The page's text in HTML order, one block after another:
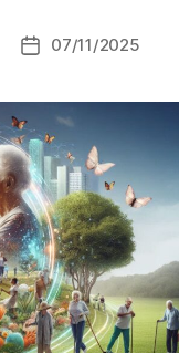
Fecha
entrada
07/11/2025